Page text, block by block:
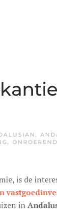
,
,
is de
in